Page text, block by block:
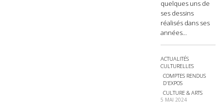
quelques uns de
ses dessins
réalisés dans ses
années...
ACTUALITÉS
CULTURELLES
COMPTES RENDUS
D'EXPOS
CULTURE & ARTS
5 MAI 2024